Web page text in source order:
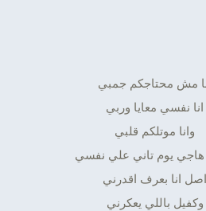
مش محتاجكم جمبي
انا نفسي معايا وربي
وانا موتلكم قلبي
يوم تاني علي نفسي
اصل انا بعرف اقدرني
وكفيل باللي يعكرني